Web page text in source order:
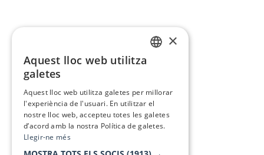
×
Aquest lloc web utilitza
galetes
Aquest lloc web utilitza galetes per millorar
l'experiència de l'usuari. En utilitzar el
nostre lloc web, accepteu totes les galetes
d’acord amb la nostra Política de galetes.
Llegir-ne més